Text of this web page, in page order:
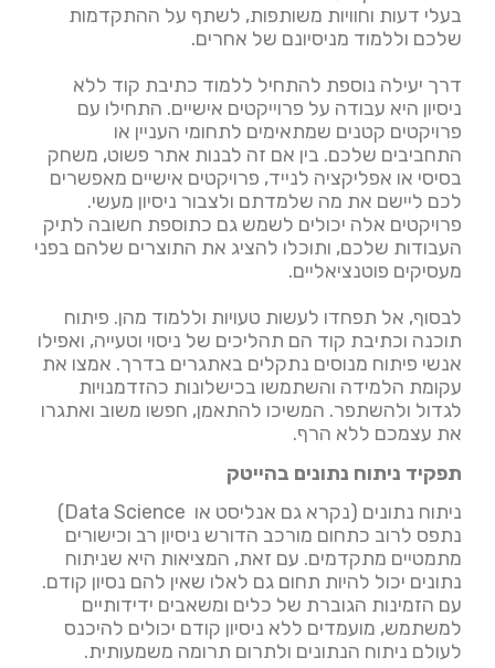
בעלי דעות וחוויות משותפות, לשתף על ההתקדמות
שלכם וללמוד מניסיונם של אחרים.
דרך יעילה נוספת להתחיל ללמוד כתיבת קוד ללא
ניסיון היא עבודה על פרוייקטים אישיים. התחילו עם
פרויקטים קטנים שמתאימים לתחומי העניין או
התחביבים שלכם. בין אם זה לבנות אתר פשוט, משחק
בסיסי או אפליקציה לנייד, פרויקטים אישיים מאפשרים
לכם ליישם את מה שלמדתם ולצבור ניסיון מעשי.
פרויקטים אלה יכולים לשמש גם כתוספת חשובה לתיק
העבודות שלכם, ותוכלו להציג את התוצרים שלהם בפני
מעסיקים פוטנציאליים.
לבסוף, אל תפחדו לעשות טעויות וללמוד מהן. פיתוח
תוכנה וכתיבת קוד הם תהליכים של ניסוי וטעייה, ואפילו
אנשי פיתוח מנוסים נתקלים באתגרים בדרך. אמצו את
עקומת הלמידה והשתמשו בכישלונות כהזדמנויות
לגדול ולהשתפר. המשיכו להתאמן, חפשו משוב ואתגרו
את עצמכם ללא הרף.
תפקיד ניתוח נתונים בהייטק
ניתוח נתונים (נקרא גם אנליסט או Data Science)
נתפס לרוב כתחום מורכב הדורש ניסיון רב וכישורים
מתמטיים מתקדמים. עם זאת, המציאות היא שניתוח
נתונים יכול להיות תחום גם לאלו שאין להם נסיון קודם.
עם הזמינות הגוברת של כלים ומשאבים ידידותיים
למשתמש, מועמדים ללא ניסיון קודם יכולים להיכנס
לעולם ניתוח הנתונים ולתרום תרומה משמעותית.